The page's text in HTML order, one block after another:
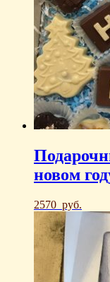
новом
2570 руб.